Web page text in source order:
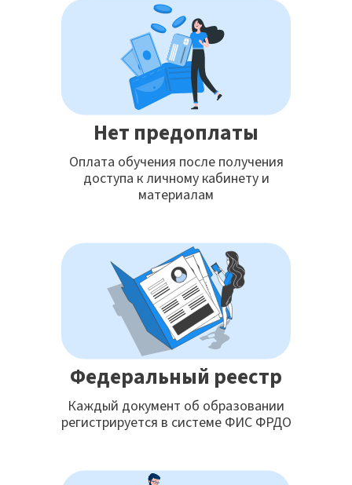
Нет предоплаты
Оплата обучения после получения
доступа к личному кабинету и
материалам
Федеральный реестр
Каждый документ об образовании
регистрируется в системе ФИС ФРДО